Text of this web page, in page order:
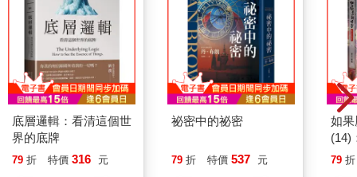
一七七七年，十九歲的高爾捨棄神學院，進入醫學院，接受比較
解剖學家約翰・赫曼（Johann Hermann）的指導。赫曼認為，人
類與猿類關係密切；這個觀點在當時可說是標新立異，遑論普
及，畢竟達爾文（Charles Darwin）的演化論傑作《物種源始》
（On the Origin of Species）要到一八五九年才會出版。
高爾是個厲害的觀察家。他在進行醫學研究時注意到許多頭腦聰
明、成績優秀的學生眼球都很凸出，斷言這種情況不可能只是單
純的巧合。後來高爾獲得第一份工作，到維也納一家精神病院服
教誨發揮得淋漓盡致，仔細觀察那些「瘋子」，特別是他們的頭
底層邏輯：看清這個世
界的底牌
79 折 特價 316 元
祕密中的祕密
79 折 特價 537 元
如
(14)
貓
79 折